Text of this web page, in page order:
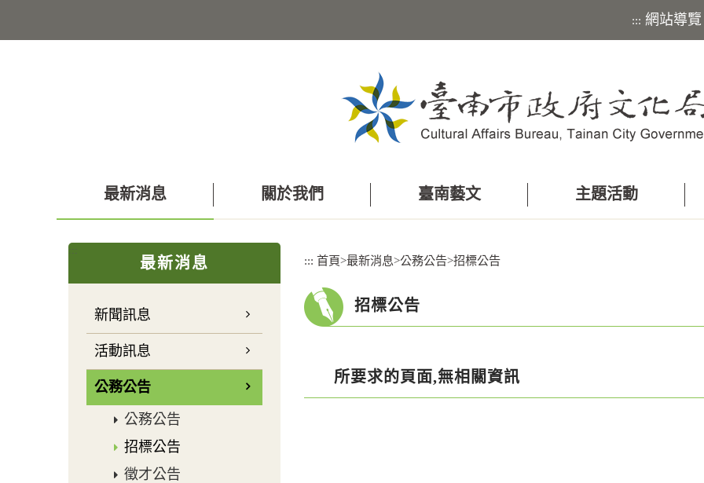
主
::: 網站導覽
最新消息 關於我們 臺南藝文 主題活動
:::
最新消息
新聞訊息
活動訊息
公務公告
公務公告
招標公告
徵才公告
::: 首頁>最新消息>公務公告>招標公告
招標公告
所要求的頁面,無相關資訊